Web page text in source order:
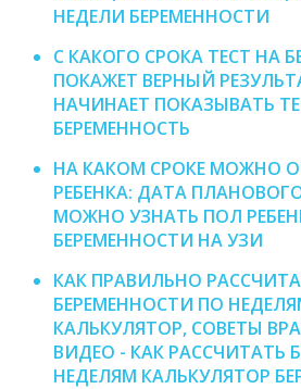
НЕДЕЛИ БЕРЕМЕННОСТИ
С КАКОГО СРОКА ТЕСТ НА
ПОКАЖЕТ ВЕРНЫЙ
НАЧИНАЕТ ПОКАЗЫВАТЬ
БЕРЕМЕННОСТЬ
НА КАКОМ СРОКЕ МОЖНО
РЕБЕНКА: ДАТА
МОЖНО УЗНАТЬ ПОЛ
БЕРЕМЕННОСТИ НА УЗИ
КАК ПРАВИЛЬНО
БЕРЕМЕННОСТИ ПО
КАЛЬКУЛЯТОР, СОВЕТЫ
ВИДЕО - КАК РАССЧИТАТЬ
НЕДЕЛЯМ КАЛЬКУЛЯТОР